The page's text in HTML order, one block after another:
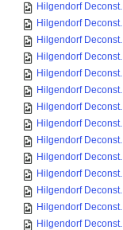
Hilgendorf
Hilgendorf
Hilgendorf
Hilgendorf
Hilgendorf
Hilgendorf
Hilgendorf
Hilgendorf
Hilgendorf
Hilgendorf
Hilgendorf
Hilgendorf
Hilgendorf
Hilgendorf